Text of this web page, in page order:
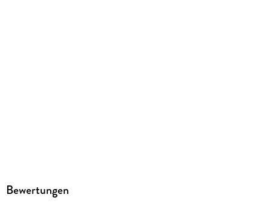
Bewertungen